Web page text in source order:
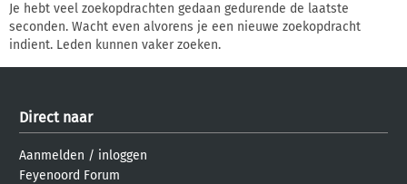
Je hebt veel zoekopdrachten gedaan gedurende de laatste
seconden. Wacht even alvorens je een nieuwe zoekopdracht
indient. Leden kunnen vaker zoeken.
Direct naar
Aanmelden / inloggen
Feyenoord Forum